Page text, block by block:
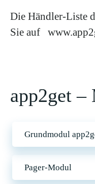
Die Händler-Liste
Sie auf
app2get –
Grundmodul
Pager-Modul